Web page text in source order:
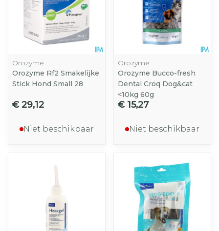
Orozyme
Orozyme Rf2 Smakelijke
Stick Hond Small 28
€ 29,12
Niet beschikbaar
Orozyme
Orozyme Bucco-fresh
Dental Croq Dog&cat
<10kg 60g
€ 15,27
Niet beschikbaar